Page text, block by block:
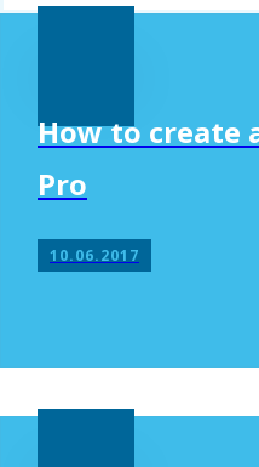
How to create
Pro
10.06.2017